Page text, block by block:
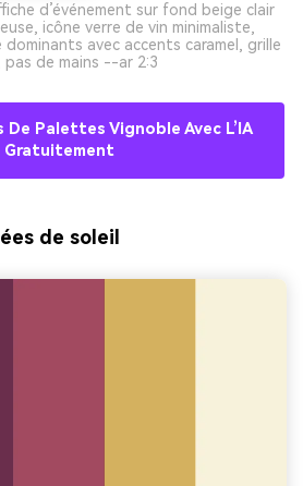
d’événement sur fond beige clair
icône verre de vin minimaliste,
avec accents caramel, grille
de mains --ar 2:3
De Palettes Vignoble Avec L’IA
Gratuitement
de soleil